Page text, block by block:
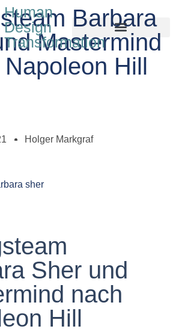
Human
Design
Transformation
Barbara
Mastermind
Hill
Holger Markgraf
Sher und
nach
Hill